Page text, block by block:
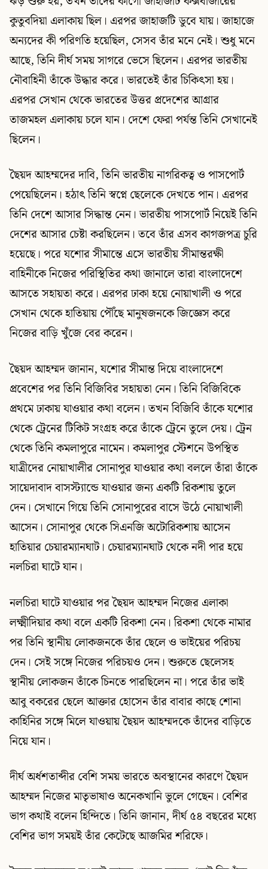
কুতুবদিয়া এলাকায় ছিল। এরপর জাহাজটি ডুবে যায়। জাহাজে
অন্যদের কী পরিণতি হয়েছিল, সেসব তাঁর মনে নেই। শুধু মনে
আছে, তিনি দীর্ঘ সময় সাগরে ভেসে ছিলেন। এরপর ভারতীয়
নৌবাহিনী তাঁকে উদ্ধার করে। ভারতেই তাঁর চিকিৎসা হয়।
এরপর সেখান থেকে ভারতের উত্তর প্রদেশের আগ্রার
তাজমহল এলাকায় চলে যান। দেশে ফেরা পর্যন্ত তিনি সেখানেই
ছিলেন।
ছৈয়দ আহম্মদের দাবি, তিনি ভারতীয় নাগরিকত্ব ও পাসপোর্ট
পেয়েছিলেন। হঠাৎ তিনি স্বপ্নে ছেলেকে দেখতে পান। এরপর
তিনি দেশে আসার সিদ্ধান্ত নেন। ভারতীয় পাসপোর্ট নিয়েই তিনি
দেশের আসার চেষ্টা করছিলেন। তবে তাঁর এসব কাগজপত্র চুরি
হয়েছে। পরে যশোর সীমান্তে এসে ভারতীয় সীমান্তরক্ষী
বাহিনীকে নিজের পরিস্থিতির কথা জানালে তারা বাংলাদেশে
আসতে সহায়তা করে। এরপর ঢাকা হয়ে নোয়াখালী ও পরে
সেখান থেকে হাতিয়ায় পৌঁছে মানুষজনকে জিজ্ঞেস করে
নিজের বাড়ি খুঁজে বের করেন।
ছৈয়দ আহম্মদ জানান, যশোর সীমান্ত দিয়ে বাংলাদেশে
প্রবেশের পর তিনি বিজিবির সহায়তা নেন। তিনি বিজিবিকে
প্রথমে ঢাকায় যাওয়ার কথা বলেন। তখন বিজিবি তাঁকে যশোর
থেকে ট্রেনের টিকিট সংগ্রহ করে তাঁকে ট্রেনে তুলে দেয়। ট্রেন
থেকে তিনি কমলাপুরে নামেন। কমলাপুর স্টেশনে উপস্থিত
যাত্রীদের নোয়াখালীর সোনাপুর যাওয়ার কথা বললে তাঁরা তাঁকে
সায়েদাবাদ বাসস্ট্যান্ডে যাওয়ার জন্য একটি রিকশায় তুলে
দেন। সেখানে গিয়ে তিনি সোনাপুরের বাসে উঠে নোয়াখালী
আসেন। সোনাপুর থেকে সিএনজি অটোরিকশায় আসেন
হাতিয়ার চেয়ারম্যানঘাট। চেয়ারম্যানঘাট থেকে নদী পার হয়ে
নলচিরা ঘাটে যান।
নলচিরা ঘাটে যাওয়ার পর ছৈয়দ আহম্মদ নিজের এলাকা
লক্ষ্মীদিয়ার কথা বলে একটি রিকশা নেন। রিকশা থেকে নামার
পর তিনি স্থানীয় লোকজনকে তাঁর ছেলে ও ভাইয়ের পরিচয়
দেন। সেই সঙ্গে নিজের পরিচয়ও দেন। শুরুতে ছেলেসহ
স্থানীয় লোকজন তাঁকে চিনতে পারছিলেন না। পরে তাঁর ভাই
আবু বকরের ছেলে আক্তার হোসেন তাঁর বাবার কাছে শোনা
কাহিনির সঙ্গে মিলে যাওয়ায় ছৈয়দ আহম্মদকে তাঁদের বাড়িতে
নিয়ে যান।
দীর্ঘ অর্ধশতাব্দীর বেশি সময় ভারতে অবস্থানের কারণে ছৈয়দ
আহম্মদ নিজের মাতৃভাষাও অনেকখানি ভুলে গেছেন। বেশির
ভাগ কথাই বলেন হিন্দিতে। তিনি জানান, দীর্ঘ ৫৪ বছরের মধ্যে
বেশির ভাগ সময়ই তাঁর কেটেছে আজমির শরিফে।